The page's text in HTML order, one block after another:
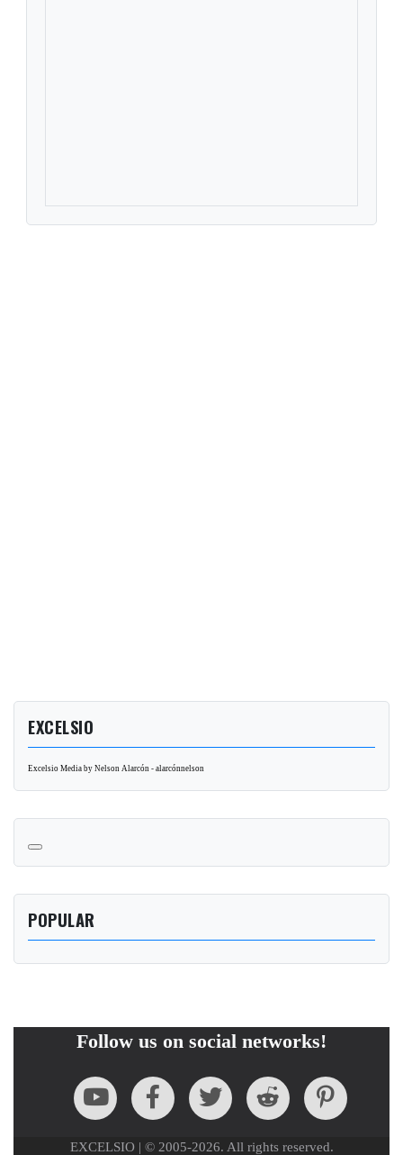
EXCELSIO
Excelsio Media by Nelson Alarcón - alarcónnelson
POPULAR
Follow us on social networks!
EXCELSIO | © 2005-2026. All rights reserved.